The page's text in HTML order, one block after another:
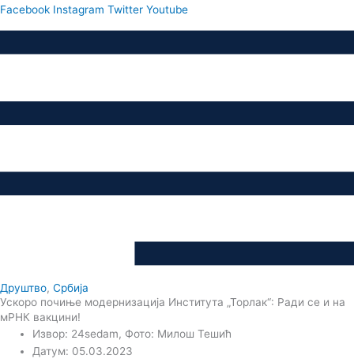
Facebook Instagram Twitter Youtube
Друштво, Србија
Ускоро почиње модернизација Института „Торлак“: Ради се и на
мРНК вакцини!
Извор: 24sedam, Фото: Милош Тешић
Датум: 05.03.2023